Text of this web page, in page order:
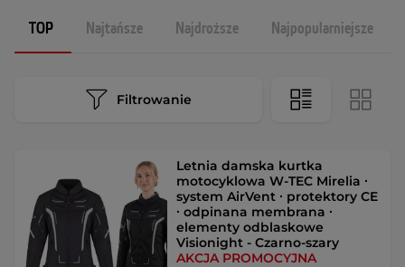
TOP Najtańsze Najdroższe Najpopularniejsze
Filtrowanie
Letnia damska kurtka
motocyklowa W-TEC Mirelia ∙
system AirVent ∙ protektory CE
∙ odpinana membrana ∙
elementy odblaskowe
Visionight - Czarno-szary
AKCJA PROMOCYJNA